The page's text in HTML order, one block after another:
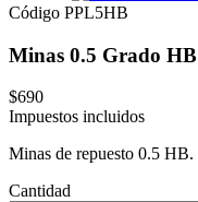
Código PPL5HB
Minas 0.5 Grado HB
$690
Impuestos incluidos
Minas de repuesto 0.5 HB.
Cantidad